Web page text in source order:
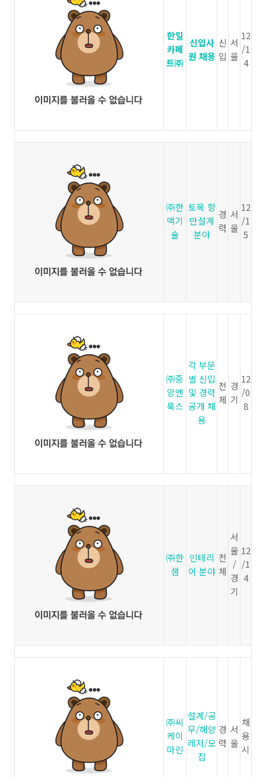
한일
카페
트㈜
신입사
원 채용
신
입
서
울
12
/1
4
㈜한
맥기
술
토목 항
만설계
분야
경
력
서
울
12
/1
5
㈜중
앙엔
룩스
각 부문
별 신입
및 경력
공개 채
용
전
체
경
기
12
/0
8
㈜한
샘
인테리
어 분야
전
체
서
울
/
경
기
12
/1
4
㈜씨
케이
마린
설계/공
무/해양
레저/모
집
경
력
서
울
채
용
시